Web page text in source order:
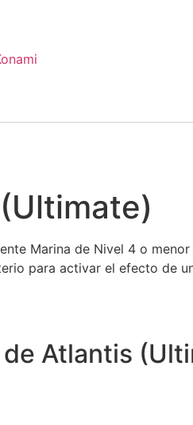
Marina de Nivel 4 o
para activar el efecto de
Atlantis